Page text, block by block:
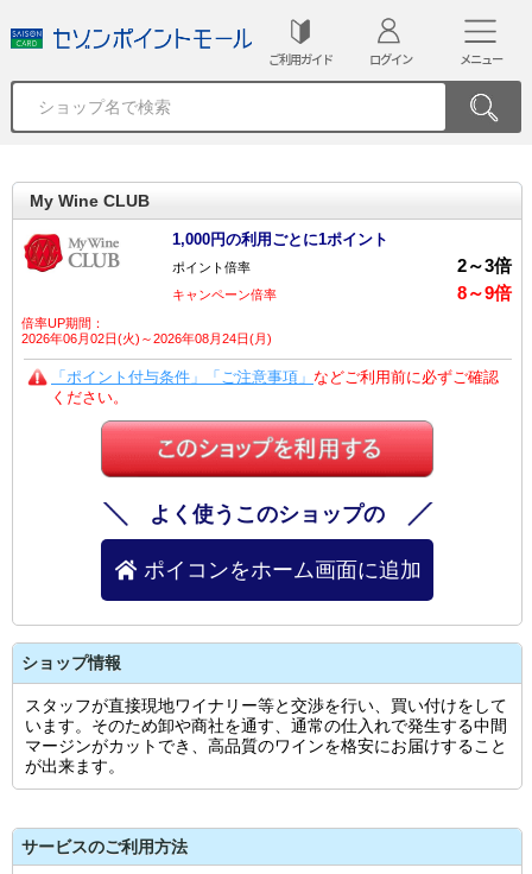
ご利用ガイド ログイン メニュー
My Wine CLUB
1,000円の利用ごとに1ポイント
ポイント倍率 2～3倍
キャンペーン倍率 8～9倍
倍率UP期間：
2026年06月02日(火)～2026年08月24日(月)
「ポイント付与条件」「ご注意事項」 などご利用前に必ずご確認
ください。
よく使うこのショップの
ポイコンをホーム画面に追加
ショップ情報
スタッフが直接現地ワイナリー等と交渉を行い、買い付けをして
います。そのため卸や商社を通す、通常の仕入れで発生する中間
マージンがカットでき、高品質のワインを格安にお届けすること
が出来ます。
サービスのご利用方法